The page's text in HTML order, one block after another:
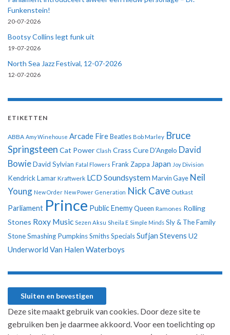
Funkenstein!
20-07-2026
Bootsy Collins legt funk uit
19-07-2026
North Sea Jazz Festival, 12-07-2026
12-07-2026
ETIKETTEN
ABBA Amy Winehouse Arcade Fire Beatles Bob Marley Bruce
Springsteen Cat Power Clash Crass CureD'Angelo David
BowieDavid Sylvian Fatal Flowers Frank Zappa Japan Joy Division
Kendrick Lamar Kraftwerk LCD Soundsystem Marvin Gaye Neil
Young New Order New Power Generation Nick Cave Outkast
Parliament Prince Public EnemyQueen Ramones Rolling
Stones Roxy Music Sezen Aksu Sheila E Simple Minds Sly & The Family
StoneSmashing PumpkinsSmithsSpecialsSufjan Stevens U2
Underworld Van Halen Waterboys
Deze site maakt gebruik van cookies. Door deze site te
gebruiken ben je daarmee akkoord. Voor een toelichting op